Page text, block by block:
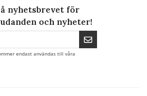
nyhetsbrevet för
och nyheter!
endast användas till våra